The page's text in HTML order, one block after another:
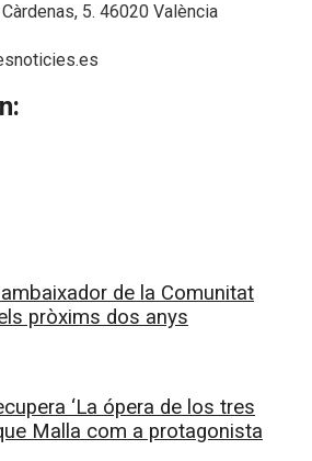
5. 46020 València
de la Comunitat
pròxims dos anys
‘La ópera de los tres
Malla com a protagonista